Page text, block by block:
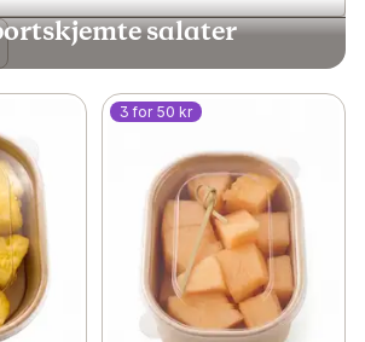
(12)
(31)
salater
3 for 50 kr